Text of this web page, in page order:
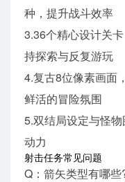
种，提升战斗效率
3.36个精心设计关
持探索与反复游玩
4.复古8位像素画面
鲜活的冒险氛围
5.双结局设定与怪
动力
射击任务常见问题
Q：箭矢类型有哪